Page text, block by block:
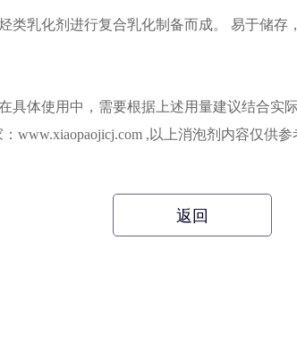
类乳化剂进行复合乳化制备而成。 易于储
具体使用中，需要根据上述用量建议结合实
www.xiaopaojicj.com ,以上消泡剂内容仅供参
返回